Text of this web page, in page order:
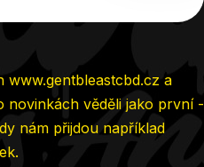
www.gentbleastcbd.cz a
novinkách věděli jako první -
nám přijdou například